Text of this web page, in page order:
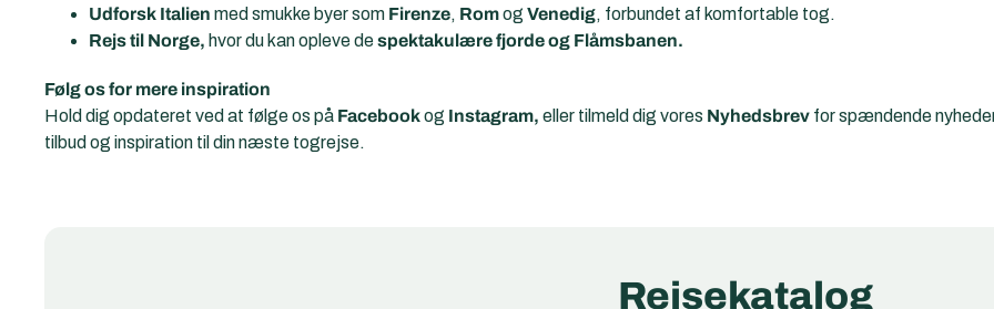
Udforsk Italien med smukke byer som Firenze, Romog Venedig, forbundet af komfortable tog.
Rejs til Norge, hvor du kan opleve despektakulære fjorde og Flåmsbanen.
Følg os for mere inspiration
Hold dig opdateret ved at følge os på Facebookog Instagram, eller tilmeld dig vores Nyhedsbrev for spændende
tilbud og inspiration til din næste togrejse.
Rejsekatalog